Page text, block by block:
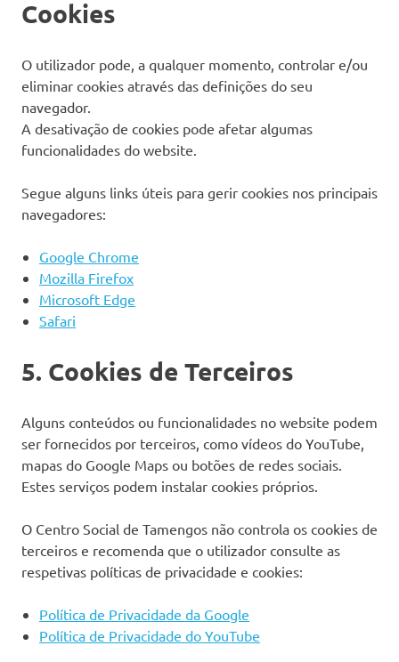
Cookies
O utilizador pode, a qualquer momento, controlar e/ou
eliminar cookies através das definições do seu
navegador.
A desativação de cookies pode afetar algumas
funcionalidades do website.
Segue alguns links úteis para gerir cookies nos principais
navegadores:
Google Chrome
Mozilla Firefox
Microsoft Edge
Safari
5. Cookies de Terceiros
Alguns conteúdos ou funcionalidades no website podem
ser fornecidos por terceiros, como vídeos do YouTube,
mapas do Google Maps ou botões de redes sociais.
Estes serviços podem instalar cookies próprios.
O Centro Social de Tamengos não controla os cookies de
terceiros e recomenda que o utilizador consulte as
respetivas políticas de privacidade e cookies:
Política de Privacidade da Google
Política de Privacidade do YouTube